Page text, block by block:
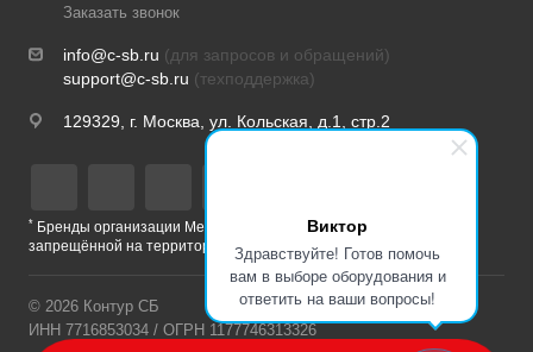
Виктор
Здравствуйте! Готов помочь
вам в выборе оборудования и
ответить на ваши вопросы!
Заказать звонок
info@c-sb.ru (для запросов и обращений)
support@c-sb.ru (техподдержка)
129329, г. Москва, ул. Кольская, д.1, стр.2
* Бренды организации Meta, признанной экстремистской и
запрещённой на территории РФ
© 2026 Контур СБ
ИНН 7716853034 / ОГРН 1177746313326